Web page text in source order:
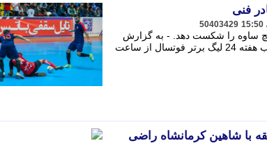
فنی
50403429
ساوه را شکست دهد. - به گزارش
خبرنگار ایمنا ؛ امروز- پنجشنبه-12 دی ماه-در چهارچوب هفته 24 لیگ برتر فوتسال از ساعت
با شاهین کرمانشاه راضی